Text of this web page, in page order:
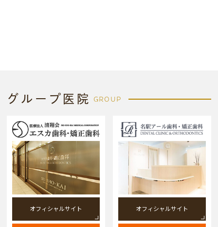
グループ医院 GROUP
オフィシャルサイト オフィシャルサイト